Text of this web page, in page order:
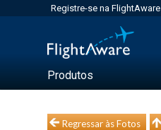
Registre-se na FlightAware
Produtos
Regressar às Fotos